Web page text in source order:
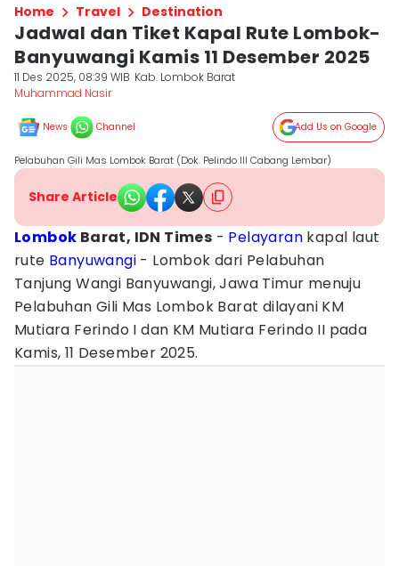
Home Travel Destination
Jadwal dan Tiket Kapal Rute Lombok-
Banyuwangi Kamis 11 Desember 2025
11 Des 2025, 08:39 WIB Kab. Lombok Barat
Muhammad Nasir
News Channel Add Us on Google
Pelabuhan Gili Mas Lombok Barat (Dok. Pelindo III Cabang Lembar)
Share Article
Lombok Barat, IDN Times - Pelayaran kapal laut
rute Banyuwangi - Lombok dari Pelabuhan
Tanjung Wangi Banyuwangi, Jawa Timur menuju
Pelabuhan Gili Mas Lombok Barat dilayani KM
Mutiara Ferindo I dan KM Mutiara Ferindo II pada
Kamis, 11 Desember 2025.